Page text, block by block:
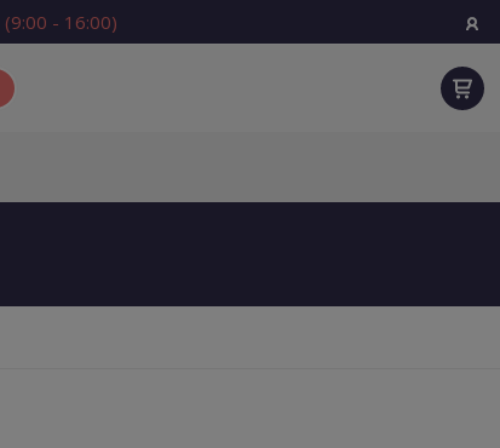
(9:00 - 16:00)